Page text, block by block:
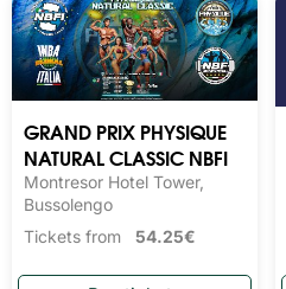
GRAND PRIX PHYSIQUE
NATURAL CLASSIC NBFI
Montresor Hotel Tower,
Bussolengo
Tickets from 54.25€